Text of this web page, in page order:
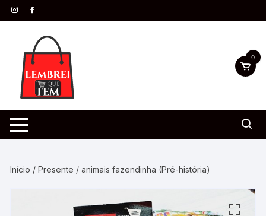
0
Início /Presente / animais fazendinha (Pré-história)